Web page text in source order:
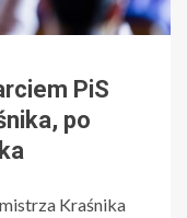
PiS
po
Kraśnika